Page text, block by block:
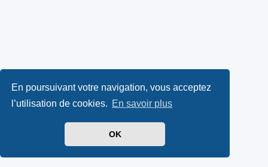
En poursuivant votre navigation, vous acceptez
l’utilisation de cookies. En savoir plus
OK